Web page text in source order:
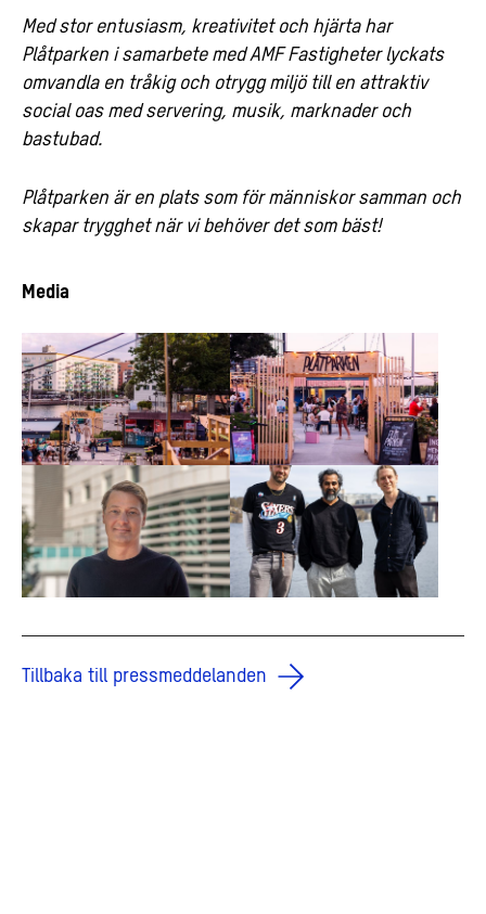
Med stor entusiasm, kreativitet och hjärta har
Plåtparken i samarbete med AMF Fastigheter lyckats
omvandla en tråkig och otrygg miljö till en attraktiv
social oas med servering, musik, marknader och
bastubad.
Plåtparken är en plats som för människor samman och
skapar trygghet när vi behöver det som bäst!
Media
Tillbaka till pressmeddelanden